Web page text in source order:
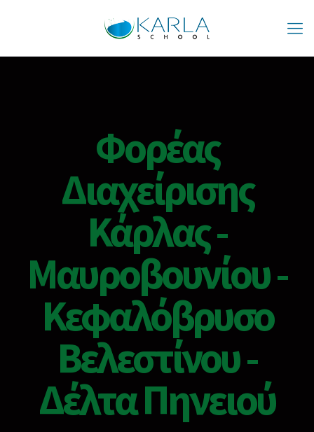
Φορέας
Διαχείρισης
Κάρλας -
Μαυροβουνίου -
Κεφαλόβρυσο
Βελεστίνου -
Δέλτα Πηνειού